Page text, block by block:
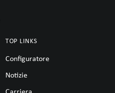
TOP LINKS
Configuratore
Notizie